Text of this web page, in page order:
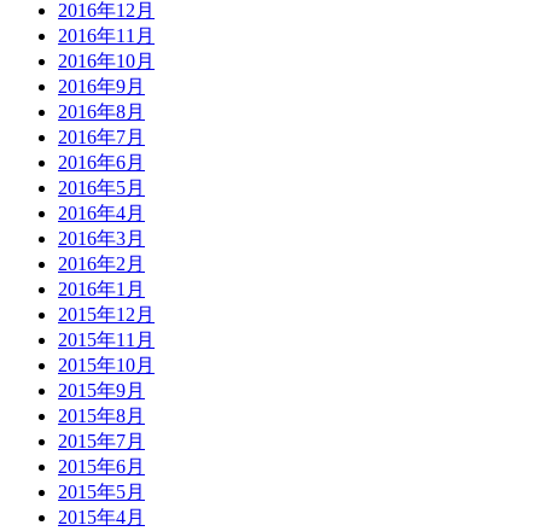
2016年12月
2016年11月
2016年10月
2016年9月
2016年8月
2016年7月
2016年6月
2016年5月
2016年4月
2016年3月
2016年2月
2016年1月
2015年12月
2015年11月
2015年10月
2015年9月
2015年8月
2015年7月
2015年6月
2015年5月
2015年4月